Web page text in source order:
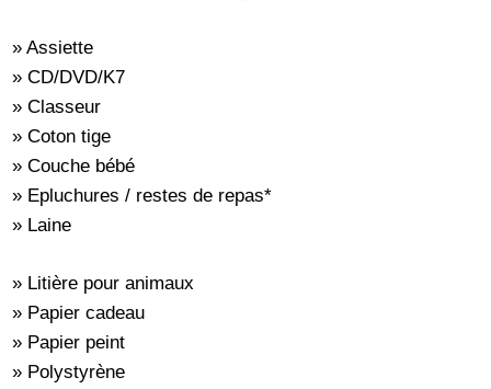
» Assiette
» CD/DVD/K7
» Classeur
» Coton tige
» Couche bébé
» Epluchures / restes de repas*
» Laine
» Litière pour animaux
» Papier cadeau
» Papier peint
» Polystyrène